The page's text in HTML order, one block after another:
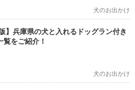
犬のお出かけ
】兵庫県の犬と入れるドッグラン付き
覧をご紹介！
犬のお出かけ